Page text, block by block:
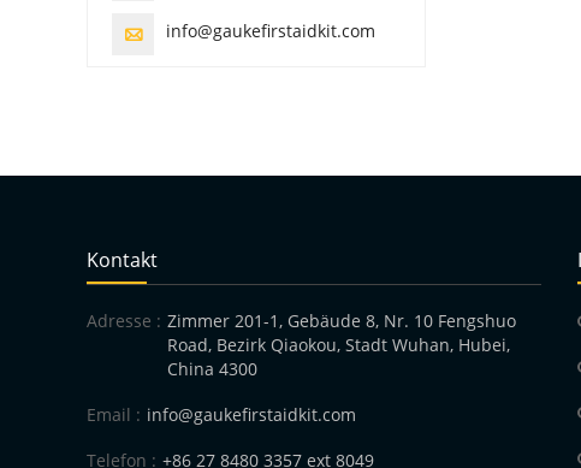
 info@gaukefirstaidkit.com
Kontakt
Adresse : Zimmer 201-1, Gebäude 8, Nr. 10 Fengshuo
Road, Bezirk Qiaokou, Stadt Wuhan, Hubei,
China 4300
Email : info@gaukefirstaidkit.com
Telefon : +86 27 8480 3357 ext 8049